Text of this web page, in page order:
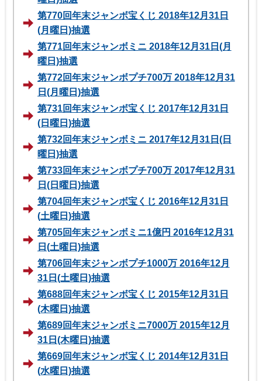
第770回年末ジャンボ宝くじ 2018年12月31日
(月曜日)抽選
第771回年末ジャンボミニ 2018年12月31日(月
曜日)抽選
第772回年末ジャンボプチ700万 2018年12月31
日(月曜日)抽選
第731回年末ジャンボ宝くじ 2017年12月31日
(日曜日)抽選
第732回年末ジャンボミニ 2017年12月31日(日
曜日)抽選
第733回年末ジャンボプチ700万 2017年12月31
日(日曜日)抽選
第704回年末ジャンボ宝くじ 2016年12月31日
(土曜日)抽選
第705回年末ジャンボミニ1億円 2016年12月31
日(土曜日)抽選
第706回年末ジャンボプチ1000万 2016年12月
31日(土曜日)抽選
第688回年末ジャンボ宝くじ 2015年12月31日
(木曜日)抽選
第689回年末ジャンボミニ7000万 2015年12月
31日(木曜日)抽選
第669回年末ジャンボ宝くじ 2014年12月31日
(水曜日)抽選